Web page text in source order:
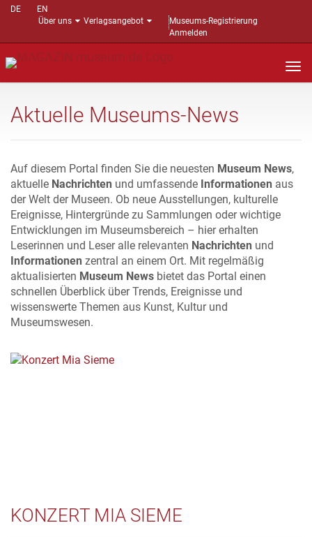
DE
EN
Über uns
Verlagsangebot
Museums-Registrierung
Anmelden
Aktuelle Museums-News
Auf diesem Portal finden Sie die neuesten Museum News,
aktuelle Nachrichten und umfassende Informationen aus
der Welt der Museen. Ob neue Ausstellungen, kulturelle
Ereignisse, Hintergründe zu Sammlungen oder wichtige
Entwicklungen im Museumsbereich – hier erhalten
Leserinnen und Leser alle relevanten Nachrichten und
Informationen zentral an einem Ort. Mit regelmäßig
aktualisierten Museum News bietet das Portal einen
schnellen Überblick über Trends, Ereignisse und
wissenswerte Themen aus Kunst, Kultur und
Museumswesen.
KONZERT MIA SIEME